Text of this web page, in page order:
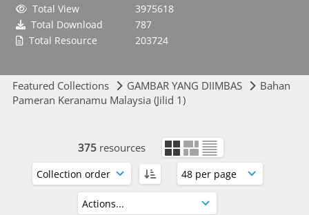
Total View
3975618
Total Download
787
Total Resource
203724
Featured Collections GAMBAR YANG DIIMBAS
Bahan
Pameran Keranamu Malaysia (Jilid 1)
375 resources